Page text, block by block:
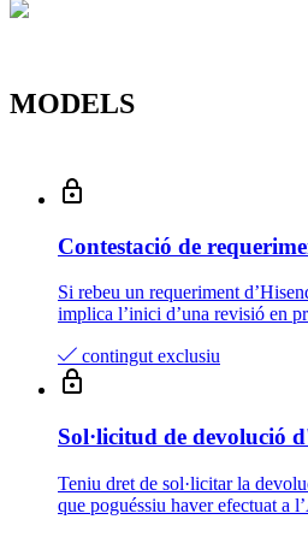
Coneguem
MODELS
Contestació de
Si rebeu un requeriment
implica l’inici d’una revisió en
contingut exclusiu
Sol·licitud de devolució
Teniu dret de sol·licitar la
que poguéssiu haver efectuat a